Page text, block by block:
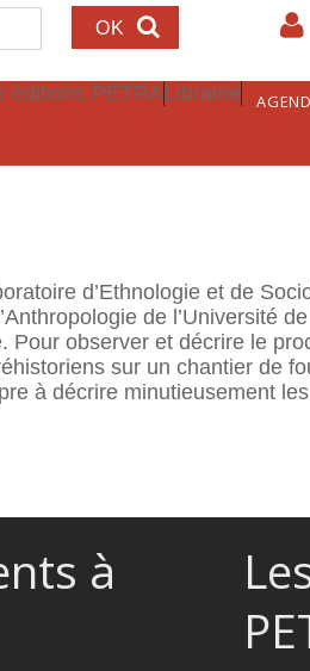
éditions PETRALibrairie
d’Ethnologie et de
de l’Université
Pour observer et décrire le
sur un chantier de
à décrire minutieusement
à